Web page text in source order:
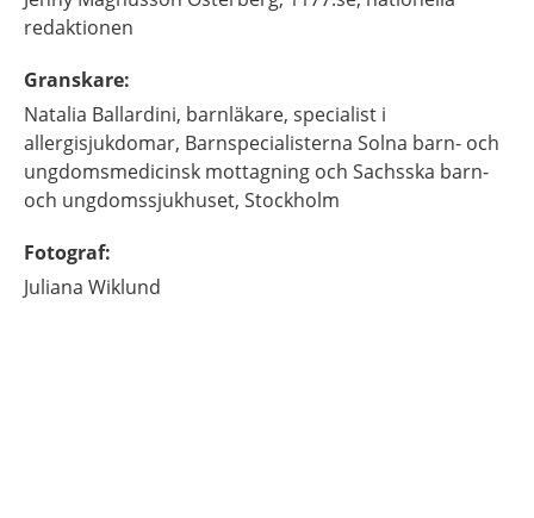
redaktionen
Granskare:
Natalia Ballardini, barnläkare, specialist i
allergisjukdomar, Barnspecialisterna Solna barn- och
ungdomsmedicinsk mottagning och Sachsska barn-
och ungdomssjukhuset, Stockholm
Fotograf:
Juliana Wiklund